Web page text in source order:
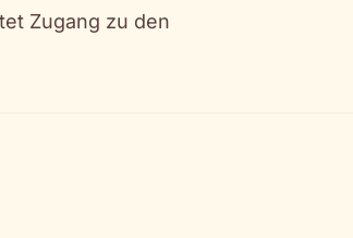
Zugang zu den